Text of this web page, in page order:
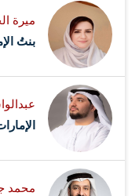
ميرة
بنتُ
محمد